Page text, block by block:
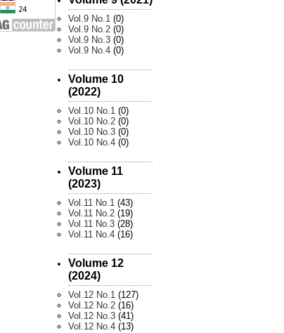
Vol.9 No.1 (0)
Vol.9 No.2 (0)
Vol.9 No.3 (0)
Vol.9 No.4 (0)
Volume 10
(2022)
Vol.10 No.1 (0)
Vol.10 No.2 (0)
Vol.10 No.3 (0)
Vol.10 No.4 (0)
Volume 11
(2023)
Vol.11 No.1 (43)
Vol.11 No.2 (19)
Vol.11 No.3 (28)
Vol.11 No.4 (16)
Volume 12
(2024)
Vol.12 No.1 (127)
Vol.12 No.2 (16)
Vol.12 No.3 (41)
Vol.12 No.4 (13)